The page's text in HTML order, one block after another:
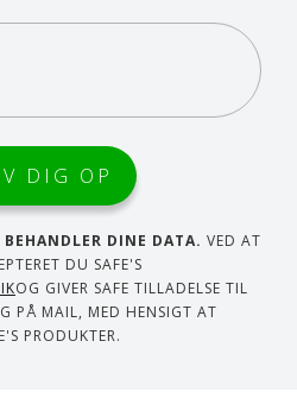
DINE DATA. VED AT
DU SAFE'S
OG GIVER SAFE TILLADELSE TIL
PÅ MAIL, MED HENSIGT AT
PRODUKTER.